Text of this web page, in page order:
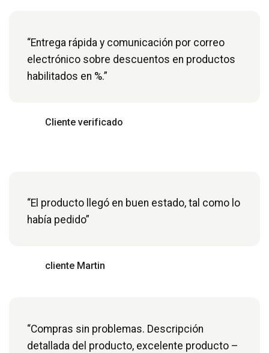
“Entrega rápida y comunicación por correo
electrónico sobre descuentos en productos
habilitados en %.”
Cliente verificado
“El producto llegó en buen estado, tal como lo
había pedido”
cliente Martin
“Compras sin problemas. Descripción
detallada del producto, excelente producto –